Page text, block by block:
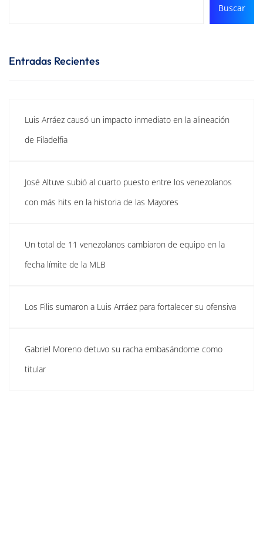
Buscar
Entradas Recientes
Luis Arráez causó un impacto inmediato en la alineación
de Filadelfia
José Altuve subió al cuarto puesto entre los venezolanos
con más hits en la historia de las Mayores
Un total de 11 venezolanos cambiaron de equipo en la
fecha límite de la MLB
Los Filis sumaron a Luis Arráez para fortalecer su ofensiva
Gabriel Moreno detuvo su racha embasándome como
titular